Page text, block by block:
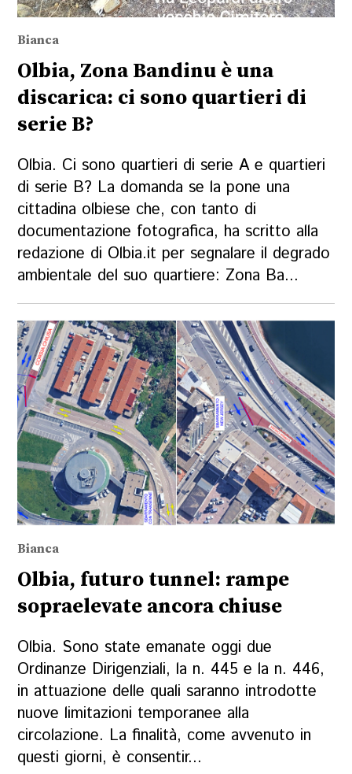
Bianca
Olbia, Zona Bandinu è una
discarica: ci sono quartieri di
serie B?
Olbia. Ci sono quartieri di serie A e quartieri
di serie B? La domanda se la pone una
cittadina olbiese che, con tanto di
documentazione fotografica, ha scritto alla
redazione di Olbia.it per segnalare il degrado
ambientale del suo quartiere: Zona Ba...
Bianca
Olbia, futuro tunnel: rampe
sopraelevate ancora chiuse
Olbia. Sono state emanate oggi due
Ordinanze Dirigenziali, la n. 445 e la n. 446,
in attuazione delle quali saranno introdotte
nuove limitazioni temporanee alla
circolazione. La finalità, come avvenuto in
questi giorni, è consentir...